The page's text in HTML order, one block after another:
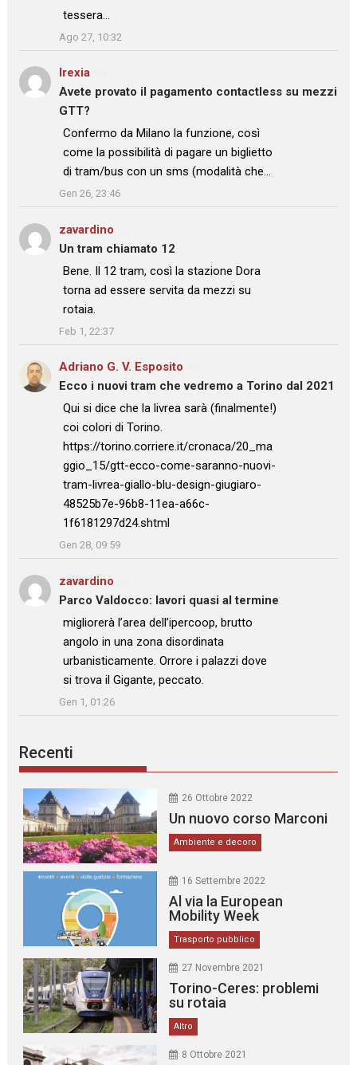
tessera…
”
Ago 27, 10:32
Irexia
Avete provato il pagamento contactless su mezzi
GTT?
: “
Confermo da Milano la funzione, così
come la possibilità di pagare un biglietto
di tram/bus con un sms (modalità che…
”
Gen 26, 23:46
zavardino
Un tram chiamato 12
: “
Bene. Il 12 tram, così la stazione Dora
torna ad essere servita da mezzi su
rotaia.
”
Feb 1, 22:37
Adriano G. V. Esposito
Ecco i nuovi tram che vedremo a Torino dal 2021
: “
Qui si dice che la livrea sarà (finalmente!)
coi colori di Torino.
https://torino.corriere.it/cronaca/20_ma
ggio_15/gtt-ecco-come-saranno-nuovi-
tram-livrea-giallo-blu-design-giugiaro-
48525b7e-96b8-11ea-a66c-
1f6181297d24.shtml
Gen 28, 09:59
zavardino
Parco Valdocco: lavori quasi al termine
: “
migliorerà l’area dell’ipercoop, brutto
angolo in una zona disordinata
urbanisticamente. Orrore i palazzi dove
si trova il Gigante, peccato.
”
Gen 1, 01:26
Recenti
26 Ottobre 2022
Un nuovo corso Marconi
Ambiente e decoro
16 Settembre 2022
Al via la European
Mobility Week
Trasporto pubblico
27 Novembre 2021
Torino-Ceres: problemi
su rotaia
Altro
8 Ottobre 2021